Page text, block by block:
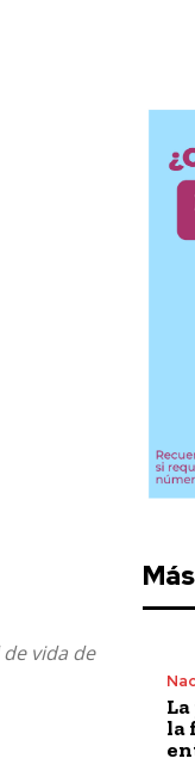
vida de
la